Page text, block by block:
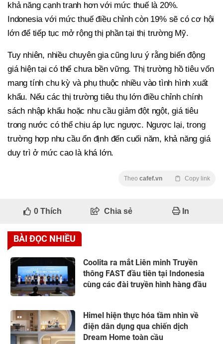
khả năng cạnh tranh hơn với mức thuế là 20%.
Indonesia với mức thuế điều chỉnh còn 19% sẽ có cơ hội
lớn để tiếp tục mở rộng thị phần tại thị trường Mỹ.
Tuy nhiên, nhiều chuyên gia cũng lưu ý rằng biến động
giá hiện tại có thể chưa bền vững. Thị trường hồ tiêu vốn
mang tính chu kỳ và phụ thuộc nhiều vào tình hình xuất
khẩu. Nếu các thị trường tiêu thụ lớn điều chỉnh chính
sách nhập khẩu hoặc nhu cầu giảm đột ngột, giá tiêu
trong nước có thể chịu áp lực ngược. Ngược lại, trong
trường hợp nhu cầu ổn định đến cuối năm, khả năng giá
duy trì ở mức cao là khá lớn.
Theo cafef.vn Copy link
0Thích Chia sẻ In
BÀI ĐỌC NHIỀU
Coolita ra mắt Liên minh Truyền
thông FAST đầu tiên tại Indonesia
cùng các đài truyền hình hàng đầu
Himel hiện thực hóa tầm nhìn về
điện dân dụng qua chiến dịch
Dream Home toàn cầu